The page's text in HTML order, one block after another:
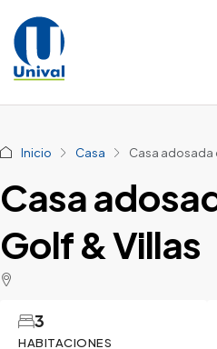
Inicio Casa Casa adosada
Casa
Golf & Villas
HABITACIONES
3